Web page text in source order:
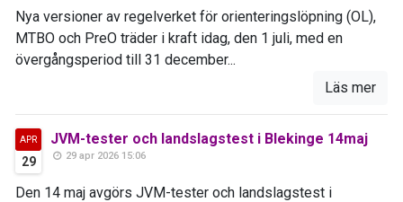
Nya versioner av regelverket för orienteringslöpning (OL),
MTBO och PreO träder i kraft idag, den 1 juli, med en
övergångsperiod till 31 december...
Läs mer
APR
29
JVM-tester och landslagstest i Blekinge 14maj
29 apr 2026 15:06
Den 14 maj avgörs JVM-tester och landslagstest i